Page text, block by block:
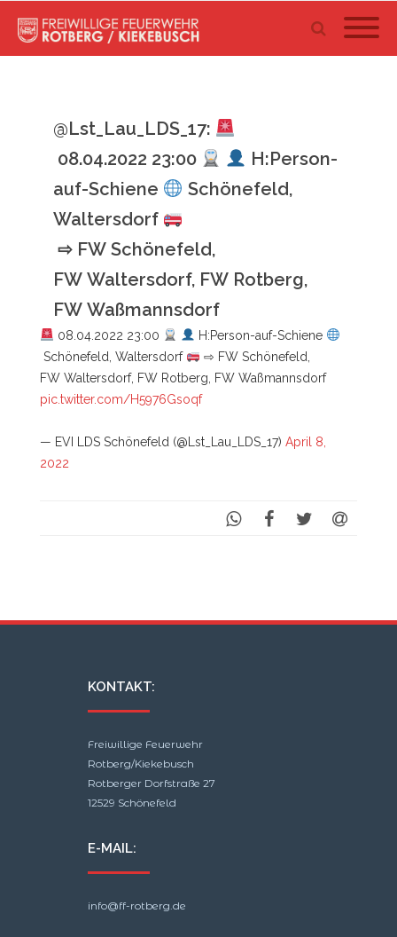
@Lst_Lau_LDS_17:
08.04.2022 23:00
H:Person-
auf-Schiene
Schönefeld,
Waltersdorf
⇨ FW Schönefeld,
FW Waltersdorf, FW Rotberg,
FW Waßmannsdorf
08.04.2022 23:00
H:Person-auf-Schiene
Schönefeld, Waltersdorf
⇨ FW Schönefeld,
FW Waltersdorf, FW Rotberg, FW Waßmannsdorf
pic.twitter.com/H5976Gsoqf
— EVI LDS Schönefeld (@Lst_Lau_LDS_17) April 8,
2022
KONTAKT:
Freiwillige Feuerwehr
Rotberg/Kiekebusch
Rotberger Dorfstraße 27
12529 Schönefeld
E-MAIL:
info@ff-rotberg.de